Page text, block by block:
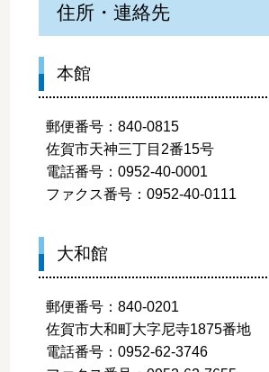
住所・連絡先
本館
郵便番号：840-0815
佐賀市天神三丁目2番15号
電話番号：0952-40-0001
ファクス番号：0952-40-0111
大和館
郵便番号：840-0201
佐賀市大和町大字尼寺1875番地
電話番号：0952-62-3746